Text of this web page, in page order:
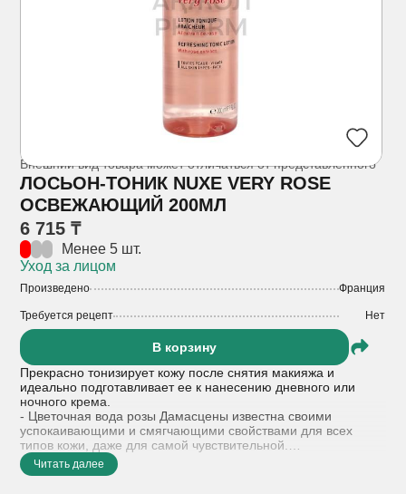
Внешний вид товара может отличаться от представленного
ЛОСЬОН-ТОНИК NUXE VERY ROSE
ОСВЕЖАЮЩИЙ 200МЛ
6 715 ₸
Менее 5 шт.
Уход за лицом
Произведено Франция
Требуется рецепт Нет
В корзину
Прекрасно тонизирует кожу после снятия макияжа и
идеально подготавливает ее к нанесению дневного или
ночного крема.
- Цветочная вода розы Дамасцены известна своими
успокаивающими и смягчающими свойствами для всех
типов кожи, даже для самой чувствительной.
- Комплекс Skin-Respect 100% растительного
происхождения - увлажняет и укрепляет защитный барьер
Читать далее